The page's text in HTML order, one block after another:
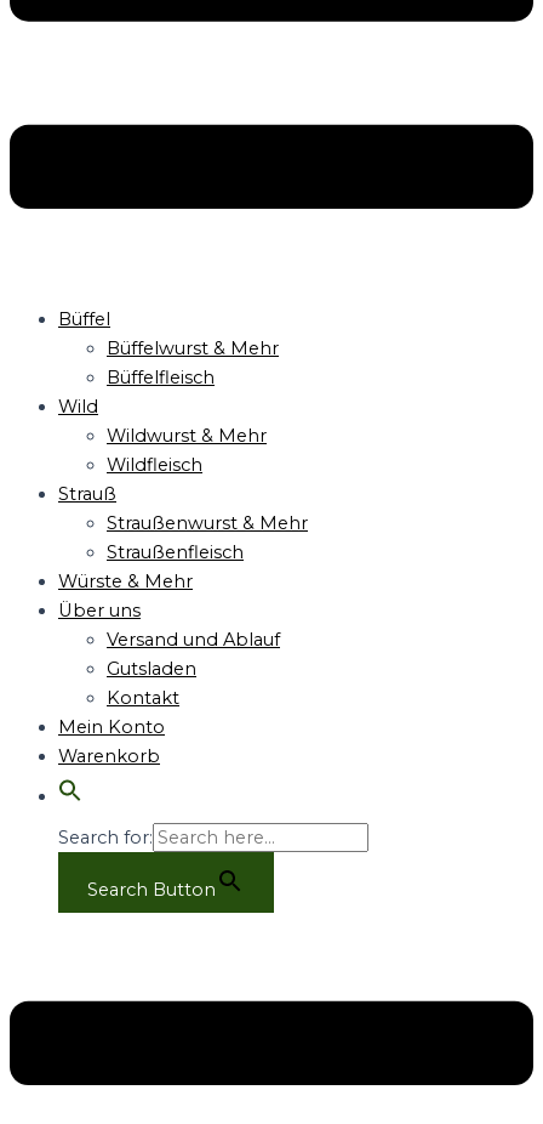
Büffel
Büffelwurst & Mehr
Büffelfleisch
Wild
Wildwurst & Mehr
Wildfleisch
Strauß
Straußenwurst & Mehr
Straußenfleisch
Würste & Mehr
Über uns
Versand und Ablauf
Gutsladen
Kontakt
Mein Konto
Warenkorb
Search for:
Search Button